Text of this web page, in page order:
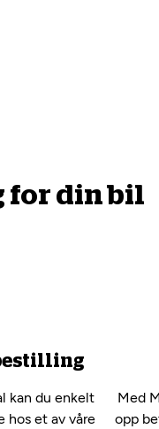
for din bil
kan du enkelt
hos et av våre
Med
opp